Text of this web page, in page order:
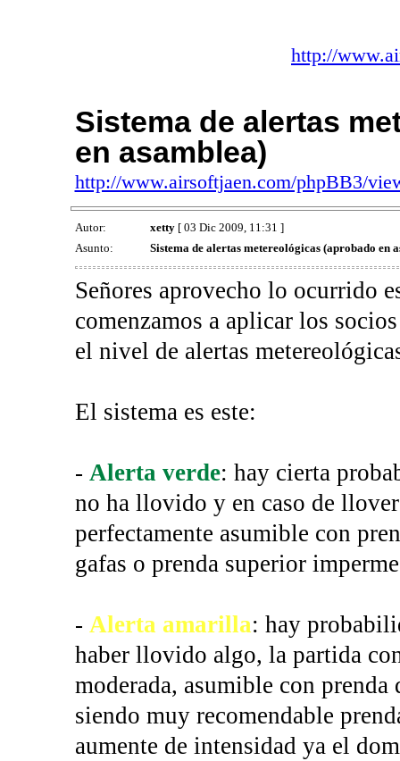
http://
Sistema de alertas
en asamblea)
http://www.airsoftjaen.com/phpBB3/
Autor: xetty[ 03 Dic 2009, 11:31 ]
Asunto:
Sistema de alertas metereológicas (aprobado en
Señores aprovecho lo ocurrido
comenzamos a aplicar los
el nivel de alertas
El sistema es este:
- Alerta verde: hay cierta
no ha llovido y en caso de
perfectamente asumible con
gafas o prenda superior
- Alerta amarilla: hay
haber llovido algo, la partida
moderada, asumible con prenda
siendo muy recomendable
aumente de intensidad ya el